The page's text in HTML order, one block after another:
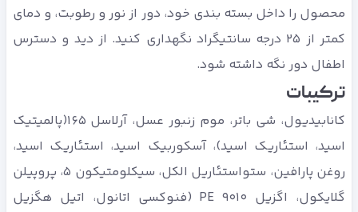
محصول را داخل بسته بندی خود، دور از نور و رطوبت، و دمای
کمتر از 25 درجه سانتیگراد نگهداری کنید. از دید و دسترس
اطفال دور نگه داشته شود.
ترکیبات
کانابیدیول، شی باتر، موم زنبور عسل، آرلاسل 165(پالمیتیک
اسید، استئاریک اسید)، آسکوربیک اسید، استئاریک اسید،
روغن پارافین، ستواستئاریل الکل، سیکلومتیکون 5، پروپیلن
گلایکول، اگزیل PE 9010 (فنوکسی اتانول، اتیل هگزیل